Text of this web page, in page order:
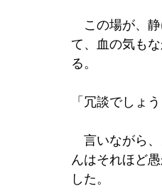
この場が、静
て、血の気も
る。
「冗談でしょ
言いながら、
んはそれほど
した。